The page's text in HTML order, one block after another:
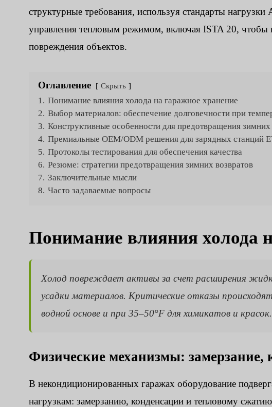
структурные требования, используя стандарты
управления тепловым режимом, включая ISTA 20, чтобы
повреждения объектов.
Оглавление Скрыть
1. Понимание влияния холода на гаражное хранение
2. Выбор материалов: обеспечение долговечности при
3. Конструктивные особенности для предотвращения зимних
4. Премиальные OEM/ODM решения для зарядных станций
5. Протоколы тестирования для обеспечения качества
6. Резюме: стратегии предотвращения зимних возвратов
7. Заключительные мысли
8. Часто задаваемые вопросы
Понимание влияния холода
Холод повреждает активы за счет расширения
усадки материалов. Критические отказы
водной основе и при 35–50°F для химикатов и красок.
Физические механизмы: замерзание,
В некондиционированных гаражах оборудование
нагрузкам: замерзанию, конденсации и тепловому